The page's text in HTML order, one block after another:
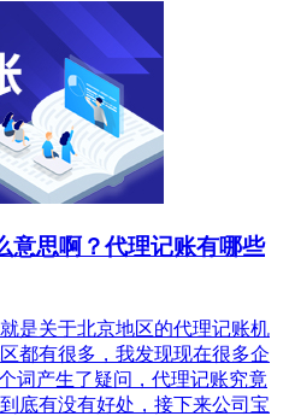
意思啊？代理记账有哪些
是关于北京地区的代理记账机
都有很多，我发现现在很多企
词产生了疑问，代理记账究竟
底有没有好处，接下来公司宝